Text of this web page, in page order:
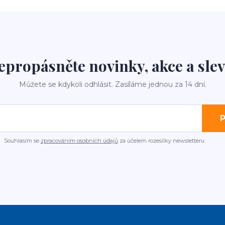
novinky, akce a
Můžete se kdykoli odhlásit. Zasíláme jednou za 14 dní.
Souhlasím se zpracováním osobních údajůza účelem rozesílky newsletteru.